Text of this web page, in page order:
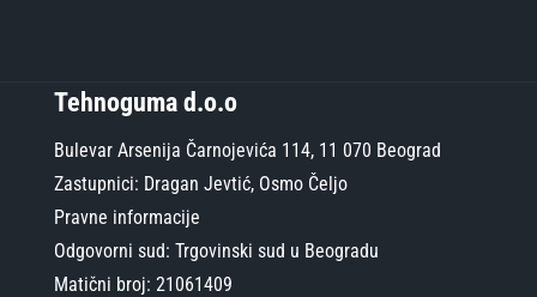
Tehnoguma d.o.o
Bulevar Arsenija Čarnojevića 114, 11 070 Beograd
Zastupnici: Dragan Jevtić, Osmo Čeljo
Pravne informacije
Odgovorni sud: Trgovinski sud u Beogradu
Matični broj: 21061409